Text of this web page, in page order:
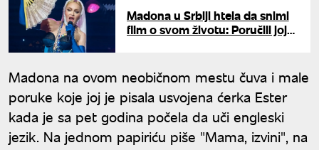
Madona u Srbiji htela da snimi
film o svom životu: Poručili joj
Madona na ovom neobičnom mestu čuva i male
poruke koje joj je pisala usvojena ćerka Ester
kada je sa pet godina počela da uči engleski
jezik. Na jednom papiriću piše "Mama, izvini", na